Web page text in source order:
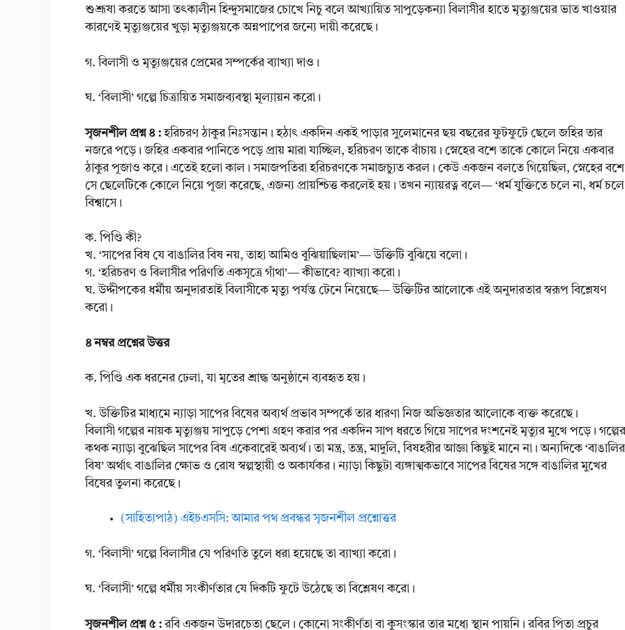
শুশ্রূষা করতে আসা তৎকালীন হিন্দুসমাজের চোখে নিচু বলে আখ্যায়িত সাপুড়েকন্যা বিলাসীর হাতে মৃত্যুঞ্জয়ের ভাত খাওয়ার
কারণেই মৃত্যুঞ্জয়ের খুড়া মৃত্যুঞ্জয়কে অন্নপাপের জন্যে দায়ী করেছে।
গ. বিলাসী ও মৃত্যুঞ্জয়ের প্রেমের সম্পর্কের ব্যাখ্যা দাও।
ঘ. ‘বিলাসী’ গল্পে চিত্রায়িত সমাজব্যবস্থা মূল্যায়ন করো।
সৃজনশীল প্রশ্ন ৪ :হরিচরণ ঠাকুর নিঃসন্তান। হঠাৎ একদিন একই পাড়ার সুলেমানের ছয় বছরের ফুটফুটে ছেলে জহির তার
নজরে পড়ে। জহির একবার পানিতে পড়ে প্রায় মারা যাচ্ছিল, হরিচরণ তাকে বাঁচায়। স্নেহের বশে তাকে কোলে নিয়ে একবার
ঠাকুর পূজাও করে। এতেই হলো কাল। সমাজপতিরা হরিচরণকে সমাজচ্যুত করল। কেউ একজন বলতে গিয়েছিল, স্নেহের বশে
সে ছেলেটিকে কোলে নিয়ে পূজা করেছে, এজন্য প্রায়শ্চিত্ত করলেই হয়। তখন ন্যায়রত্ন বলে— ‘ধর্ম যুক্তিতে চলে না, ধর্ম চলে
বিশ্বাসে।
ক. পিণ্ডি কী?
খ. ‘সাপের বিষ যে বাঙালির বিষ নয়, তাহা আমিও বুঝিয়াছিলাম’— উক্তিটি বুঝিয়ে বলো।
গ. ‘হরিচরণ ও বিলাসীর পরিণতি একসূত্রে গাঁথা’— কীভাবে? ব্যাখ্যা করো।
ঘ. উদ্দীপকের ধর্মীয় অনুদারতাই বিলাসীকে মৃত্যু পর্যন্ত টেনে নিয়েছে— উক্তিটির আলোকে এই অনুদারতার স্বরূপ বিশ্লেষণ
করো।
৪ নম্বর প্রশ্নের উত্তর
ক. পিণ্ডি এক ধরনের ঢেলা, যা মৃতের শ্রাদ্ধ অনুষ্ঠানে ব্যবহৃত হয়।
খ. উক্তিটির মাধ্যমে ন্যাড়া সাপের বিষের অব্যর্থ প্রভাব সম্পর্কে তার ধারণা নিজ অভিজ্ঞতার আলোকে ব্যক্ত করেছে।
বিলাসী গল্পের নায়ক মৃত্যুঞ্জয় সাপুড়ে পেশা গ্রহণ করার পর একদিন সাপ ধরতে গিয়ে সাপের দংশনেই মৃত্যুর মুখে পড়ে। গল্পের
কথক ন্যাড়া বুঝেছিল সাপের বিষ একেবারেই অব্যর্থ। তা মন্ত্র, তন্ত্র, মাদুলি, বিষহরীর আজ্ঞা কিছুই মানে না। অন্যদিকে ‘বাঙালির
বিষ’ অর্থাৎ বাঙালির ক্ষোভ ও রোষ স্বল্পস্থায়ী ও অকার্যকর। ন্যাড়া কিছুটা ব্যঙ্গাত্মকভাবে সাপের বিষের সঙ্গে বাঙালির মুখের
বিষের তুলনা করেছে।
(সাহিত্যপাঠ) এইচএসসি: আমার পথ প্রবন্ধর সৃজনশীল প্রশ্নোত্তর
গ. ‘বিলাসী’ গল্পে বিলাসীর যে পরিণতি তুলে ধরা হয়েছে তা ব্যাখ্যা করো।
ঘ. ‘বিলাসী’ গল্পে ধর্মীয় সংকীর্ণতার যে দিকটি ফুটে উঠেছে তা বিশ্লেষণ করো।
সৃজনশীল প্রশ্ন ৫ :রবি একজন উদারচেতা ছেলে। কোনো সংকীর্ণতা বা কুসংস্কার তার মধ্যে স্থান পায়নি। রবির পিতা প্রচুর